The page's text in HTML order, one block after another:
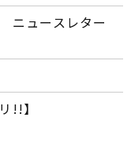
ニュースレター
!!】